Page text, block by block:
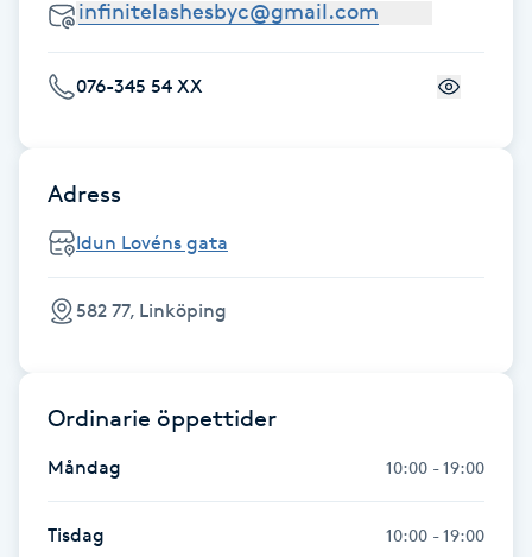
Fransk manikyr
Fransrengöring
Frekvensterapi
Friskvårdsmassage
Funktionsanalys
Färgning
Föning
076-345 54 XX
Adress
Idun Lovéns gata
582 77, Linköping
Ordinarie öppettider
Måndag 10:00 - 19:00
Tisdag 10:00 - 19:00